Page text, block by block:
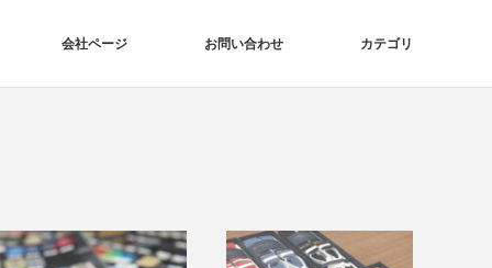
会社ページ お問い合わせ カテゴリ